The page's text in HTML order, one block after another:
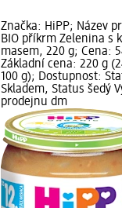
Značka: HiPP; Název
BIO příkrm Zelenina s
masem, 220 g; Cena:
Základní cena: 220 g
100 g); Dostupnost:
Skladem, Status šedý
prodejnu dm